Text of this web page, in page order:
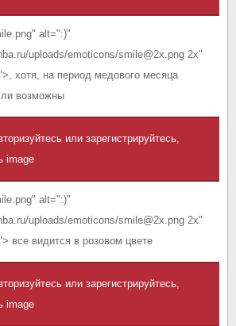
alt=":)"
uploads/emoticons/smile@2x.png 2x"
хотя, на период медового месяца
ли возможны
или зарегистрируйтесь,
image
alt=":)"
uploads/emoticons/smile@2x.png 2x"
все видится в розовом цвете
или зарегистрируйтесь,
image